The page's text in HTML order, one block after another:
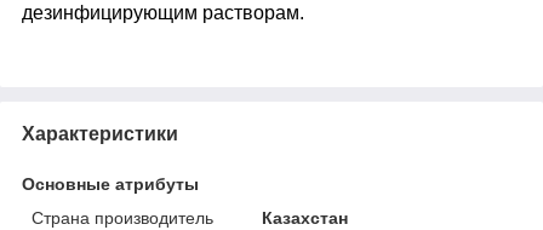
дезинфицирующим растворам.
Характеристики
Основные атрибуты
Страна производитель
Казахстан